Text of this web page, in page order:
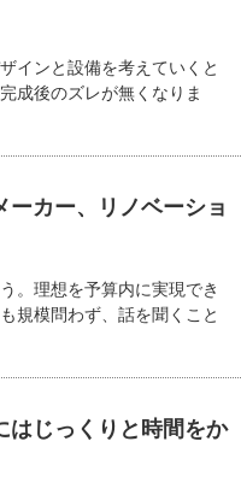
インと設備を考えていくと
成後のズレが無くなりま
カー、リノベーショ
。理想を予算内に実現でき
規模問わず、話を聞くこと
はじっくりと時間をか